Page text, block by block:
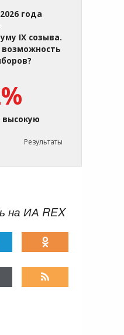
года
IX созыва.
Результаты
на ИА REX